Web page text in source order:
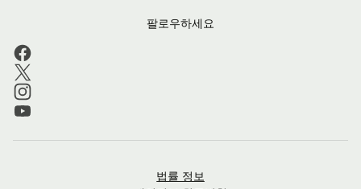
팔로우하세요
법률 정보